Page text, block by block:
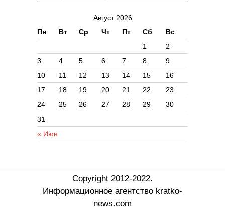
Август 2026
Пн
Вт Ср Чт Пт Сб Вс
« Июн
1
2
3
4 5 6 7 8
9
10
11 12 13 14 15
16
17
18 19 20 21 22
23
24
25 26 27 28 29
30
31
Copyright 2012-2022.
Информационное агентство kratko-
news.com